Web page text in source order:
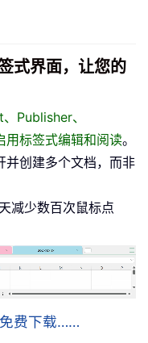
式界面，让您的
Publisher、
标签式编辑和阅读。
并创建多个文档，而非
减少数百次鼠标点
免费下载……